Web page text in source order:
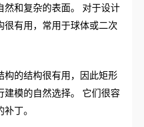
和复杂的表面。 对于设计
有用，常用于球体或二次
构的结构很有用，因此矩形
模的自然选择。 它们很容
丁。